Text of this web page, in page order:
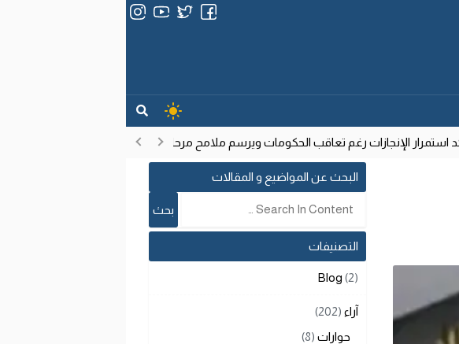
الإنجازات رغم تعاقب الحكومات ويرسم ملامح مرحلة تنموية جديدة
البحث عن المواضيع و المقالات
التصنيفات
Blog (2)
آراء (202)
حوارات (8)